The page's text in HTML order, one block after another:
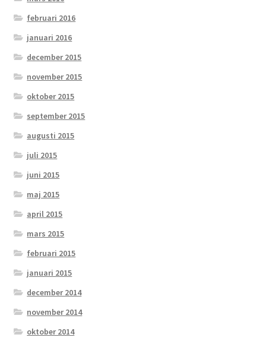
februari 2016
januari 2016
december 2015
november 2015
oktober 2015
september 2015
augusti 2015
juli 2015
juni 2015
maj 2015
april 2015
mars 2015
februari 2015
januari 2015
december 2014
november 2014
oktober 2014